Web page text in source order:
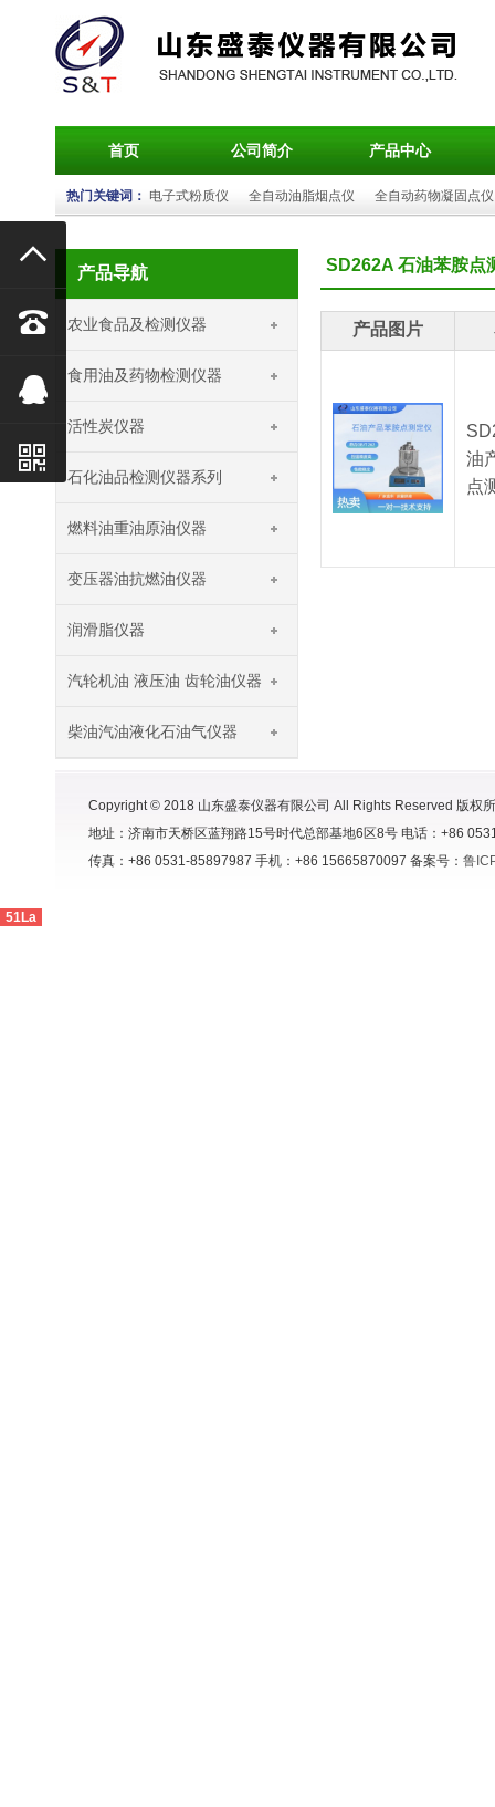
首页 公司简介 产品中心
热门关键词： 电子式粉质仪 全自动油脂烟点仪 全自动药物凝固点仪
产品导航
农业食品及检测仪器
食用油及药物检测仪器
活性炭仪器
石化油品检测仪器系列
燃料油重油原油仪器
变压器油抗燃油仪器
润滑脂仪器
汽轮机油 液压油 齿轮油仪器
柴油汽油液化石油气仪器
SD262A 石油苯胺点
产品图片
油
点
Copyright © 2018 山东盛泰仪器有限公司 All Rights Reserved 版权
地址：济南市天桥区蓝翔路15号时代总部基地6区8号 电话：+86
传真：+86 0531-85897987 手机：+86 15665870097 备案号： 鲁




51La